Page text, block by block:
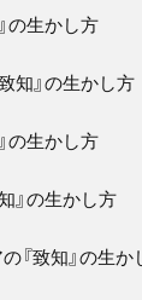
の生かし方
知』の生かし方
の生かし方
』の生かし方
『致知』の生か